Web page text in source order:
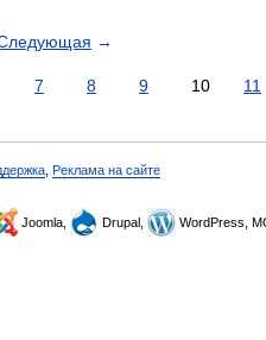
→
7 8 9 10 11
Реклама на сайте
Joomla, Drupal, WordPress,